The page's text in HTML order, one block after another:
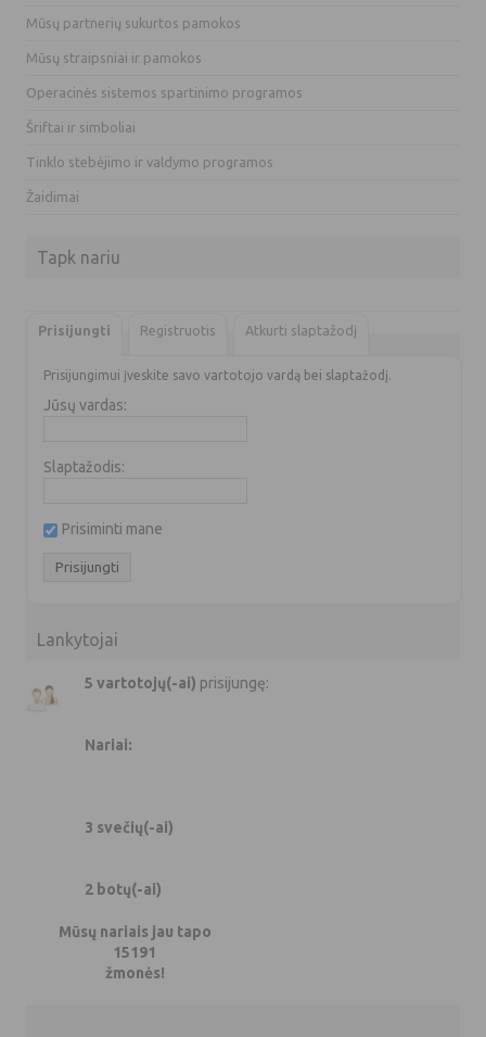
Mūsų partnerių sukurtos pamokos
Mūsų straipsniai ir pamokos
Operacinės sistemos spartinimo programos
Šriftai ir simboliai
Tinklo stebėjimo ir valdymo programos
Žaidimai
Tapk nariu
Prisijungti Registruotis Atkurti slaptažodį
Prisijungimui įveskite savo vartotojo vardą bei slaptažodį.
Jūsų vardas:
Slaptažodis:
Prisiminti mane
Lankytojai
5 vartotojų(-ai) prisijungę:
Nariai:
3 svečių(-ai)
2 botų(-ai)
Mūsų nariais jau tapo
15191
žmonės!